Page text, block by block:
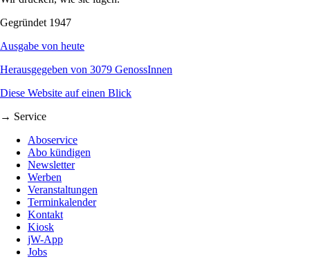
Gegründet 1947
Ausgabe von heute
Herausgegeben von 3079 GenossInnen
Diese Website auf einen Blick
→ Service
Aboservice
Abo kündigen
Newsletter
Werben
Veranstaltungen
Terminkalender
Kontakt
Kiosk
jW-App
Jobs